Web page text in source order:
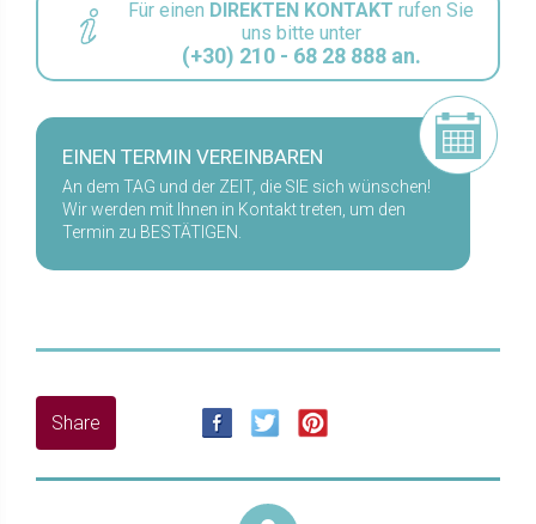
Für einen DIREKTEN KONTAKTrufen Sie
uns bitte unter
(+30) 210 - 68 28 888 an.
EINEN TERMIN VEREINBAREN
An dem TAG und der ZEIT, die SIE sich wünschen!
Wir werden mit Ihnen in Kontakt treten, um den
Termin zu BESTÄTIGEN.